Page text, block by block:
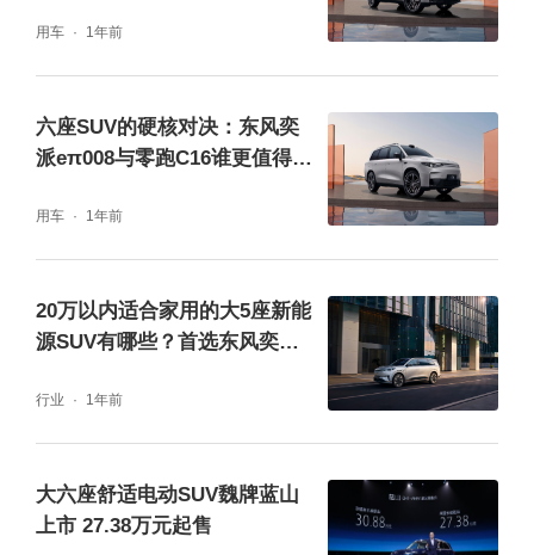
及时点爆，说明底子过硬。零跑D19的车身扭
个数据在同级里很出色，对抗碰撞侵入和提升
操控都有帮助。车身同样大量用了2000MPa热
成型钢，加上CTC电池底盘一体化设计，安全
用车 1年前
六座SUV的硬核对决：东风奕
派eπ008与零跑C16谁更值得
用车 1年前
20万以内适合家用的大5座新能
源SUV有哪些？首选东风奕派e
行业 1年前
大六座舒适电动SUV魏牌蓝山
上市 27.38万元起售